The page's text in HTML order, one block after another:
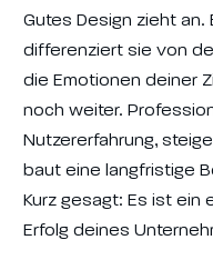
Gutes Design zieht
differenziert sie von
die Emotionen deiner
noch weiter.
Nutzererfahrung,
baut eine langfristige
Kurz gesagt: Es ist ein
Erfolg deines